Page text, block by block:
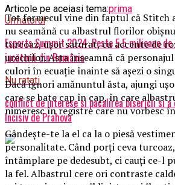
Articole pe aceiasi tema:prima
Urmatorul
Esports Summit 2024: Peste 5,5 milioane
jucătorii din România
Nu ratati
conflict de interese si pacalirea bisericii si
Incisiv de Prahova
Tot farmecul vine din faptul că Stitch
nu seamănă cu albastrul florilor
turcoaz, ușor saturat, cu accente de
urechilor. Asta înseamnă că personajul
culori în ecuație înainte să așezi o
Dacă ignori amănuntul ăsta, ajungi
care se bate cap în cap, în care
nimeresc în registre care nu vorbesc
Gândește-te la el ca la o piesă
personalitate. Când porți ceva
întâmplare pe dedesubt, ci cauți ce-l
la fel. Albastrul cere ori contraste